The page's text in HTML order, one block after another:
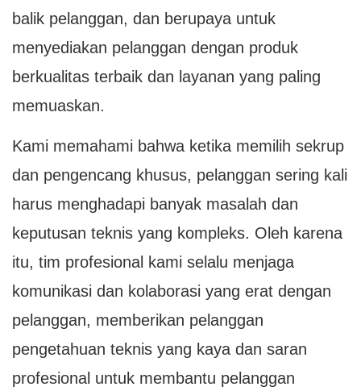
balik pelanggan, dan berupaya untuk
menyediakan pelanggan dengan produk
berkualitas terbaik dan layanan yang paling
memuaskan.
Kami memahami bahwa ketika memilih sekrup
dan pengencang khusus, pelanggan sering kali
harus menghadapi banyak masalah dan
keputusan teknis yang kompleks. Oleh karena
itu, tim profesional kami selalu menjaga
komunikasi dan kolaborasi yang erat dengan
pelanggan, memberikan pelanggan
pengetahuan teknis yang kaya dan saran
profesional untuk membantu pelanggan